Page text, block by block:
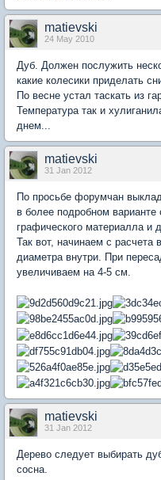
matievski
24 May 2010
Дуб. Должен послужить
какие колесики приделать
По весне устал таскать из
Температура так и
днем...
matievski
31 Jan 2012
По просьбе форумчан
в более подробном
графического материалла и
Так вот, начинаем с расчета
диаметра внутри. При
увеличиваем на 4-5 см.
matievski
31 Jan 2012
Дерево следует выбирать
сосна.